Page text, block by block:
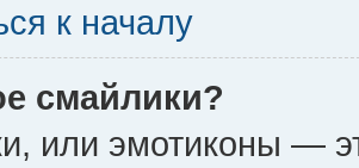
к началу
смайлики?
или эмотиконы —